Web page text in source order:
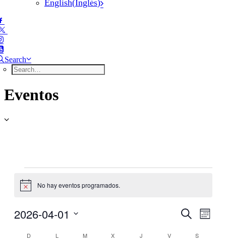
English(Inglés)
Search
Eventos
Aviso No hay eventos programados.
Buscar
de
Mes
2026-04-01
fecha.
Calendario
D DOMINGOL M X MIÉRCOLES
J VVIERNES S